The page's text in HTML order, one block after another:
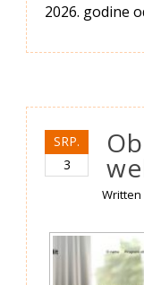
2026. godine
SRP.
3
Written